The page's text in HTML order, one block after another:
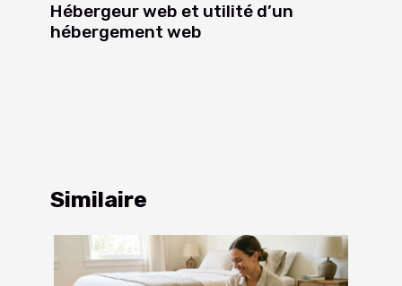
Hébergeur web et utilité d’un
hébergement web
Similaire